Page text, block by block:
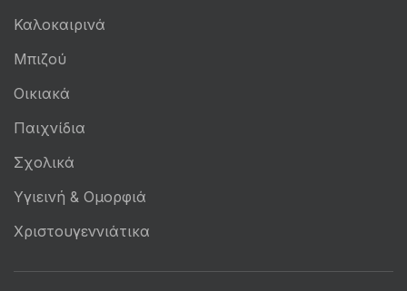
Καλοκαιρινά
Μπιζού
Οικιακά
Παιχνίδια
Σχολικά
Υγιεινή & Ομορφιά
Χριστουγεννιάτικα